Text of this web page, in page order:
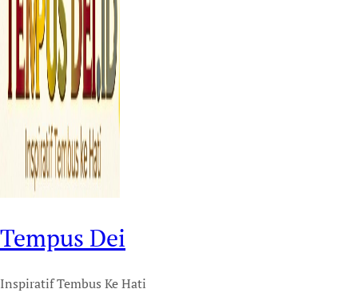
Tempus Dei
Inspiratif Tembus Ke Hati